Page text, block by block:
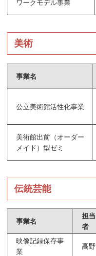
ワークモデル事業
美術
事業名
公立美術館活性化事業
美術館出前（オーダー
メイド）型ゼミ
伝統芸能
事業名
担当
者
映像記録保存事
業
高野